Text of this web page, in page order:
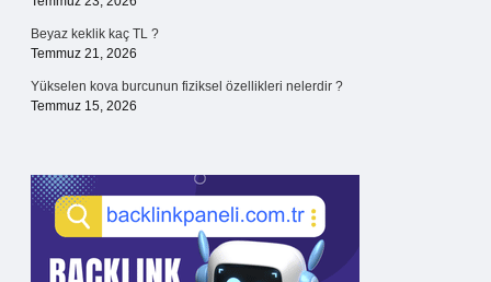
Beyaz keklik kaç TL ?
Temmuz 21, 2026
Yükselen kova burcunun fiziksel özellikleri nelerdir ?
Temmuz 15, 2026